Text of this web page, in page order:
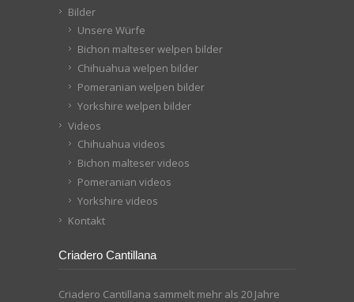
Bilder
Unsere Würfe
Bichon malteser welpen bilder
Chihuahua welpen bilder
Pomeranian welpen bilder
Yorkshire welpen bilder
Videos
Chihuahua videos
Bichon malteser videos
Pomeranian videos
Yorkshire videos
Kontakt
Criadero Cantillana
Criadero Cantillana sammelt mehr als 20 Jahre